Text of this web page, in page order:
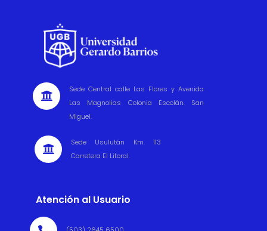

Sede Central calle Las Flores y Avenida
Las Magnolias Colonia Escolán. San
Miguel.

Sede Usulután Km. 113
Carretera El Litoral.
Atención al Usuario